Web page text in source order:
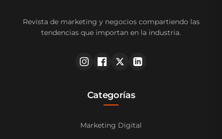
Revista de marketing y negocios compartiendo las
tendencias que importan en la industria.
Categorías
Marketing Digital